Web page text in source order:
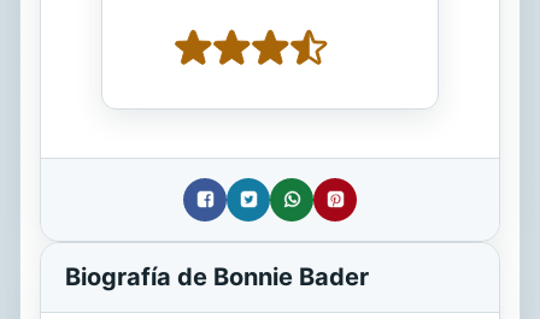
Biografía de Bonnie Bader